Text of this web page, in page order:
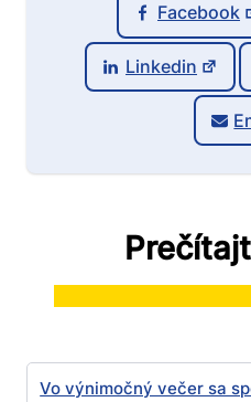
Facebook
Linkedin
Vo výnimočný večer sa